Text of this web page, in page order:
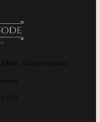
Guabirotuba